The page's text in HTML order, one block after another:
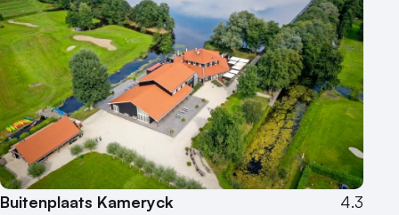
1 - 50 personen
50 - 100 personen
100 - 250 personen
250 - 500 personen
500+ personen
Bijzondere locaties
Buitenlocatie
Duurzame locatie
Buitenplaats Kameryck 4.3